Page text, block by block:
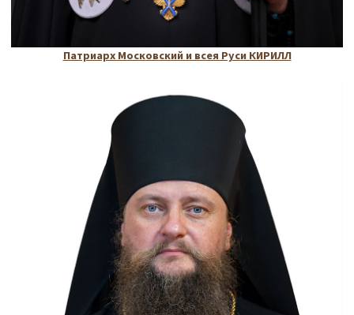
Патриарх Московский и всея Руси КИРИЛЛ